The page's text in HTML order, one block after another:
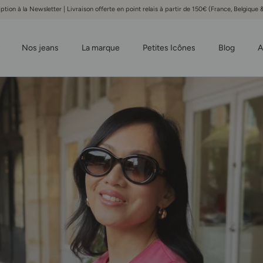
à la Newsletter | Livraison offerte en point relais à partir de 150€ (France, Belgique
Nos jeans La marque Petites Icônes Blog